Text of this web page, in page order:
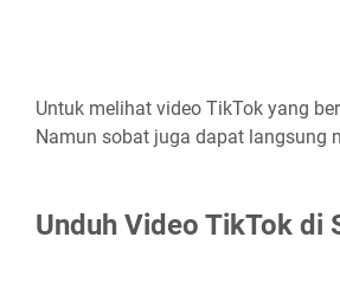
Untuk melihat video TikTok yang
Namun sobat juga dapat langsung
Unduh Video TikTok di